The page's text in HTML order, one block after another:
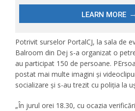
Potrivit surselor PortalCJ, la sala de
Balroom din Dej s-a organizat o
au participat 150 de persoane.
postat mai multe imagini și
socializare și s-au trezit cu poliția la
„În jurul orei 18.30, cu ocazia